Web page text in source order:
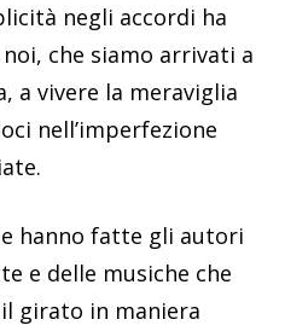
negli accordi ha
che siamo arrivati a
a vivere la meraviglia
nell’imperfezione
hanno fatte gli autori
e delle musiche che
girato in maniera